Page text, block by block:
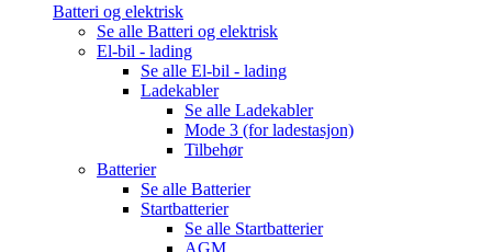
Batteri og elektrisk
Se alle Batteri og elektrisk
El-bil - lading
Se alle El-bil - lading
Ladekabler
Se alle Ladekabler
Mode 3 (for ladestasjon)
Tilbehør
Batterier
Se alle Batterier
Startbatterier
Se alle Startbatterier
AGM